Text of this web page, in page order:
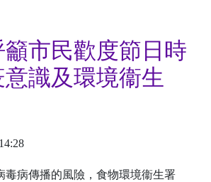
市民歡度節日時
識及環境衞生
毒病傳播的風險，食物環境衞生署